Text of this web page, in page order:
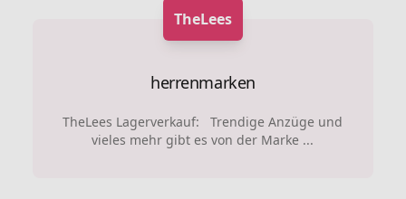
TheLees
herrenmarken
TheLees Lagerverkauf: Trendige Anzüge und
vieles mehr gibt es von der Marke ...